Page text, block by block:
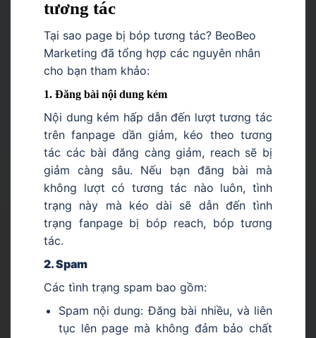
tương tác
Tại sao page bị bóp tương tác? BeoBeo
Marketing đã tổng hợp các nguyên nhân
cho bạn tham khảo:
1. Đăng bài nội dung kém
Nội dung kém hấp dẫn đến lượt tương tác
trên fanpage dần giảm, kéo theo tương
tác các bài đăng càng giảm, reach sẽ bị
giảm càng sâu. Nếu bạn đăng bài mà
không lượt có tương tác nào luôn, tình
trạng này mà kéo dài sẽ dẫn đến tình
trạng fanpage bị bóp reach, bóp tương
tác.
2. Spam
Các tình trạng spam bao gồm:
Spam nội dung: Đăng bài nhiều, và liên
tục lên page mà không đảm bảo chất